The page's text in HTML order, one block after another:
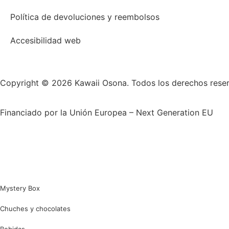
Política de devoluciones y reembolsos
Accesibilidad web
Copyright © 2026 Kawaii Osona. Todos los derechos
Financiado por la Unión Europea – Next Generation EU
Mystery Box
Chuches y chocolates